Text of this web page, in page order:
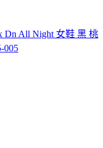
Dn All Night 女鞋 黑 桃
005